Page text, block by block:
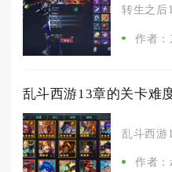
转生之后
作者：
乱斗西游13章的关卡难
乱斗西游
作者：